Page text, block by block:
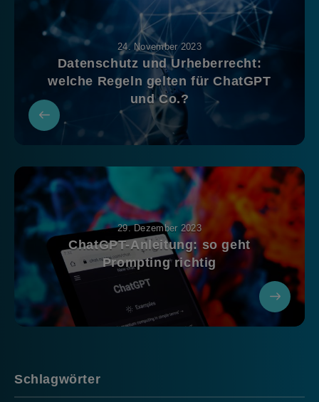
24. November 2023
Datenschutz und Urheberrecht:
welche Regeln gelten für ChatGPT
und Co.?
29. Dezember 2023
ChatGPT-Anleitung: so geht
Prompting richtig
Schlagwörter